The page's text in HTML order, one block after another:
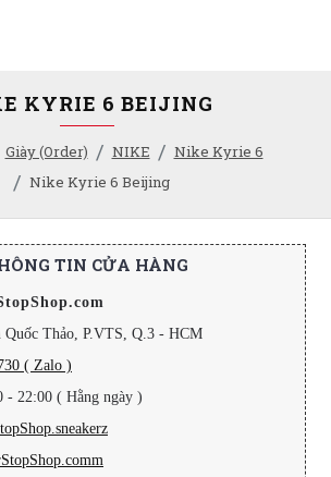
Giày (Order) NIKE
Nike Kyrie 6
Nike Kyrie 6 Beijing
KYRIE 6 BEIJING
TIN CỬA HÀNG
Thảo, P.VTS, Q.3 - HCM
( Zalo )
- 22:00 ( Hằng ngày )